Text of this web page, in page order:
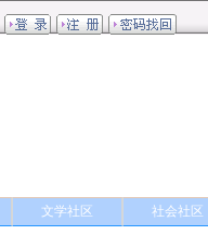
文学社区 社会社区